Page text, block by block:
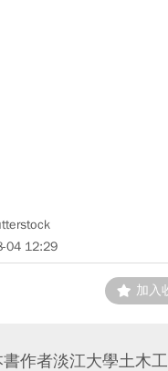
04 12:29
加入
作者淡江大學土木